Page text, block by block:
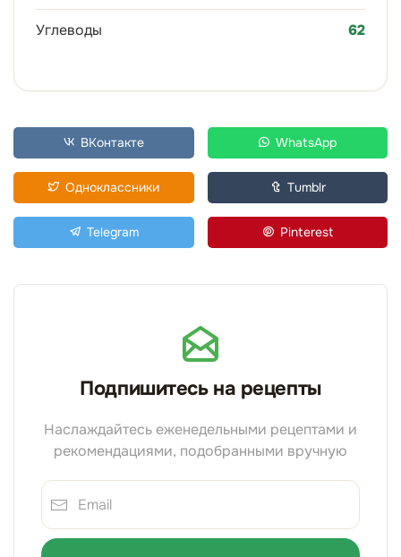
Углеводы 62
ВКонтакте WhatsApp
Одноклассники Tumblr
Telegram Pinterest
Подпишитесь на рецепты
Наслаждайтесь еженедельными рецептами и
рекомендациями, подобранными вручную